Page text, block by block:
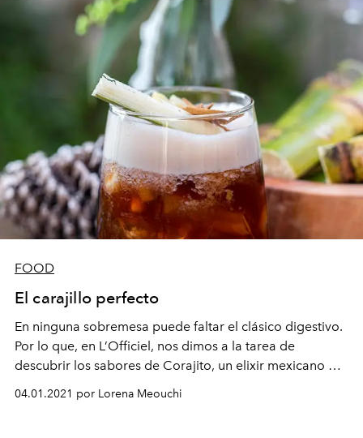
FOOD
El carajillo perfecto
En ninguna sobremesa puede faltar el clásico digestivo.
Por lo que, en L’Officiel, nos dimos a la tarea de
descubrir los sabores de Corajito, un elixir mexicano de
04.01.2021 por Lorena Meouchi